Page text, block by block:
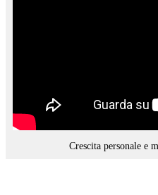
Crescita personale e